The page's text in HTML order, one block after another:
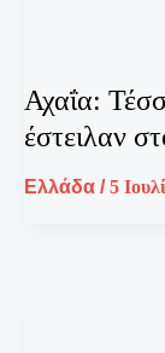
Αχαΐα:
έστειλαν
Ελλάδα /5